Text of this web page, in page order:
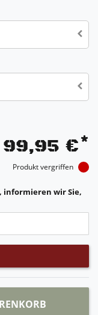
99,95 €*
Produkt vergriffen
informieren wir Sie,